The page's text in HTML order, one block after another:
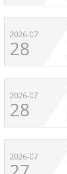
2026-07
28
2026-07
28
2026-07